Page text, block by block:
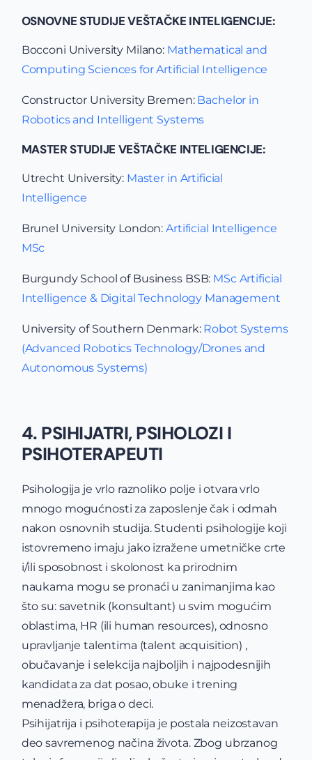
OSNOVNE STUDIJE VEŠTAČKE INTELIGENCIJE:
Bocconi University Milano: Mathematical and
Computing Sciences forArtificial Intelligence
Constructor University Bremen: Bachelor in
Robotics and Intelligent Systems
MASTER STUDIJE VEŠTAČKE INTELIGENCIJE:
Utrecht University: Master in Artificial
Intelligence
Brunel University London:Artificial Intelligence
MSc
Burgundy School of Business BSB: MSc Artificial
Intelligence & Digital Technology Management
University of Southern Denmark: Robot Systems
(Advanced Robotics Technology/Drones and
Autonomous Systems)
4. PSIHIJATRI, PSIHOLOZI I
PSIHOTERAPEUTI
Psihologija je vrlo raznoliko polje i otvara vrlo
mnogo mogućnosti za zaposlenje čak i odmah
nakon osnovnih studija. Studenti psihologije koji
istovremeno imaju jako izražene umetničke crte
i/ili sposobnost i skolonost ka prirodnim
naukama mogu se pronaći u zanimanjima kao
što su: savetnik (konsultant) u svim mogućim
oblastima, HR (ili human resources), odnosno
upravljanje talentima (talent acquisition) ,
obučavanje i selekcija najboljih i najpodesnijih
kandidata za dat posao, obuke i trening
menadžera, briga o deci.
Psihijatrija i psihoterapija je postala neizostavan
deo savremenog načina života. Zbog ubrzanog